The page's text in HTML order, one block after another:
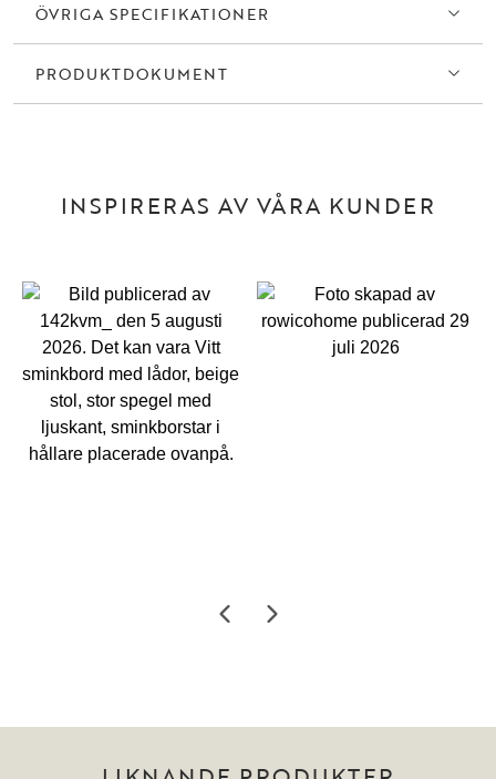
ÖVRIGA SPECIFIKATIONER
PRODUKTDOKUMENT
INSPIRERAS AV VÅRA KUNDER